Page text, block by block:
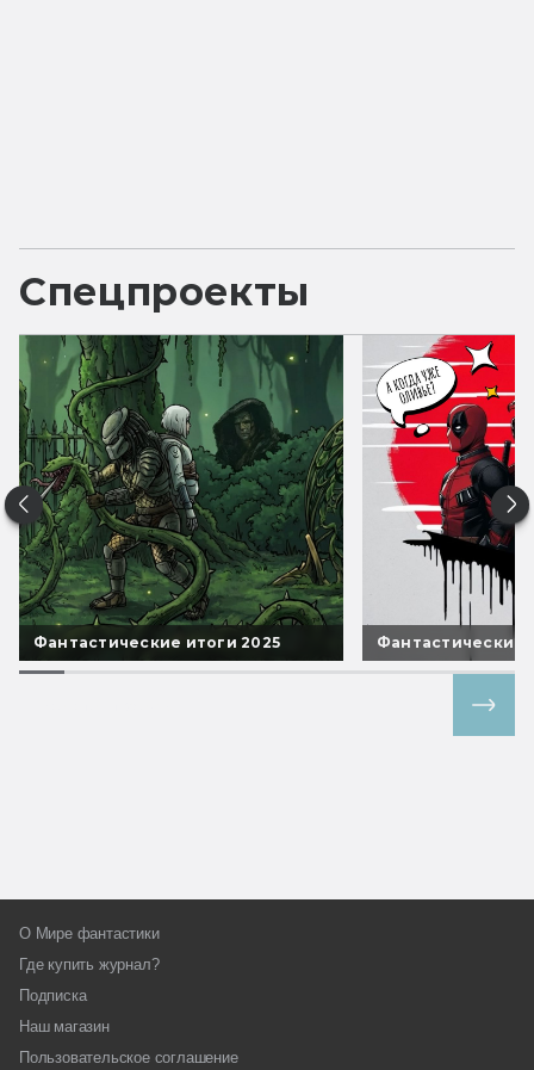
Спецпроекты
Фантастические итоги 2025 Фантастические
О Мире фантастики
Где купить журнал?
Подписка
Наш магазин
Пользовательское соглашение